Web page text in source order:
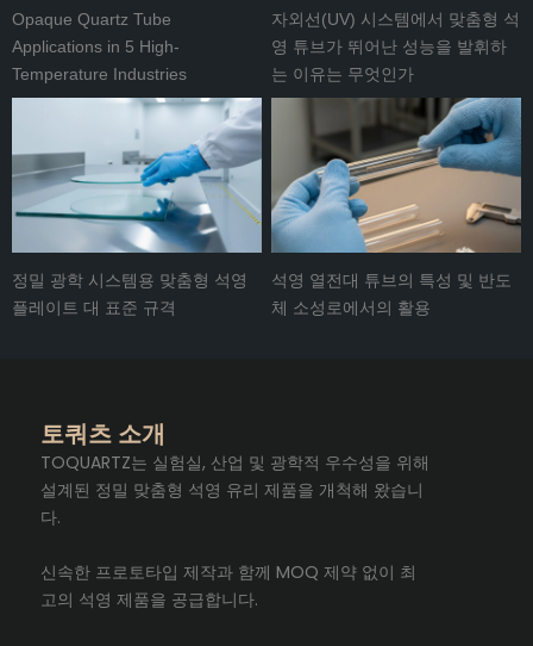
Opaque Quartz Tube
Applications in 5 High-
Temperature Industries
자외선(UV) 시스템에서 맞춤형 석
영 튜브가 뛰어난 성능을 발휘하
는 이유는 무엇인가
정밀 광학 시스템용 맞춤형 석영
플레이트 대 표준 규격
석영 열전대 튜브의 특성 및 반도
체 소성로에서의 활용
토쿼츠 소개
TOQUARTZ는 실험실, 산업 및 광학적 우수성을 위해
설계된 정밀 맞춤형 석영 유리 제품을 개척해 왔습니
다.
신속한 프로토타입 제작과 함께 MOQ 제약 없이 최
고의 석영 제품을 공급합니다.